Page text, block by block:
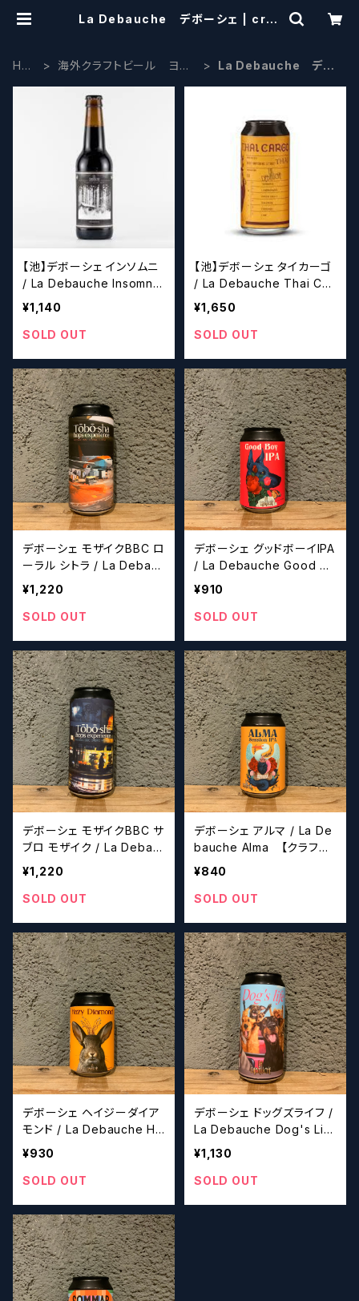
La Debauche デボーシェ | craf
HO
海外クラフトビール ヨー
La Debauche デボ
【池】デボーシェ インソムニ
/ La Debauche Insomnie
【クラフトビールシザー
ズ】
¥1,140
SOLD OUT
【池】デボーシェ タイカーゴ
/ La Debauche Thai Car
go 【クラフトビールシザ
ーズ】
¥1,650
SOLD OUT
デボーシェ モザイクBBC ロ
ーラル シトラ / La Debau
che Tobo-sha hops exp
erience Mosaic BBC,Lor
al,Citra 【クラフトビール
¥1,220
SOLD OUT
デボーシェ グッドボーイIPA
/ La Debauche Good Bo
y IPA 【クラフトビールシ
¥910
SOLD OUT
デボーシェ モザイクBBC サ
ブロ モザイク / La Debau
che Tobo-sha hops exp
erience Mosaic BBC,Sa
bro,Mosaic 【クラフトビ
¥1,220
SOLD OUT
デボーシェ アルマ / La De
bauche Alma 【クラフト
ビールシザーズ】
¥840
SOLD OUT
デボーシェ ヘイジーダイア
モンド / La Debauche Ha
zy Diamond 【クラフトビ
¥930
SOLD OUT
デボーシェ ドッグズライフ /
La Debauche Dog's Life
【クラフトビールシザー
ズ】
¥1,130
SOLD OUT